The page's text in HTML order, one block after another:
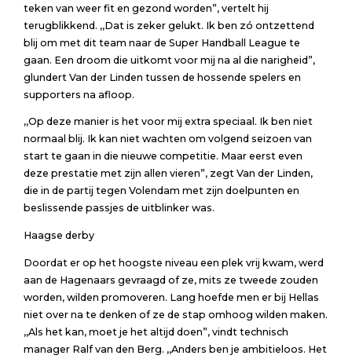
teken van weer fit en gezond worden”, vertelt hij
terugblikkend. ,,Dat is zeker gelukt. Ik ben zó ontzettend
blij om met dit team naar de Super Handball League te
gaan. Een droom die uitkomt voor mij na al die narigheid”,
glundert Van der Linden tussen de hossende spelers en
supporters na afloop.
,,Op deze manier is het voor mij extra speciaal. Ik ben niet
normaal blij. Ik kan niet wachten om volgend seizoen van
start te gaan in die nieuwe competitie. Maar eerst even
deze prestatie met zijn allen vieren”, zegt Van der Linden,
die in de partij tegen Volendam met zijn doelpunten en
beslissende passjes de uitblinker was.
Haagse derby
Doordat er op het hoogste niveau een plek vrij kwam, werd
aan de Hagenaars gevraagd of ze, mits ze tweede zouden
worden, wilden promoveren. Lang hoefde men er bij Hellas
niet over na te denken of ze de stap omhoog wilden maken.
,,Als het kan, moet je het altijd doen”, vindt technisch
manager Ralf van den Berg. ,,Anders ben je ambitieloos. Het